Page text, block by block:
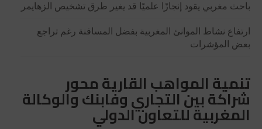
باحث مغربي يقود إنجازًا علميًا قد يغير طرق تشخيص الزهايمر
ارتفاع نشاط الموانئ المغربية بفضل المسافنة رغم تراجع
بعض المؤشرات
تنمية المواهب القارية محور
شراكة بين التجاري وفابنك والوكالة
المغربية للتعاون الدولي